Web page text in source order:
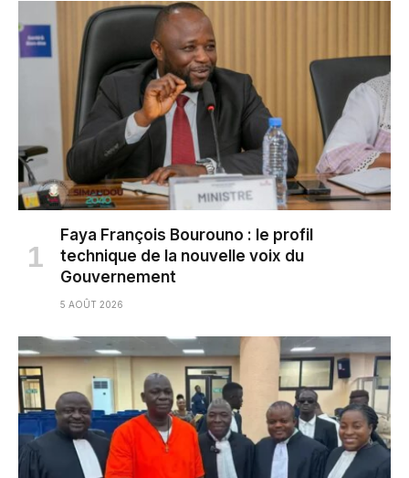
Faya François Bourouno : le profil
technique de la nouvelle voix du
Gouvernement
5 AOÛT 2026